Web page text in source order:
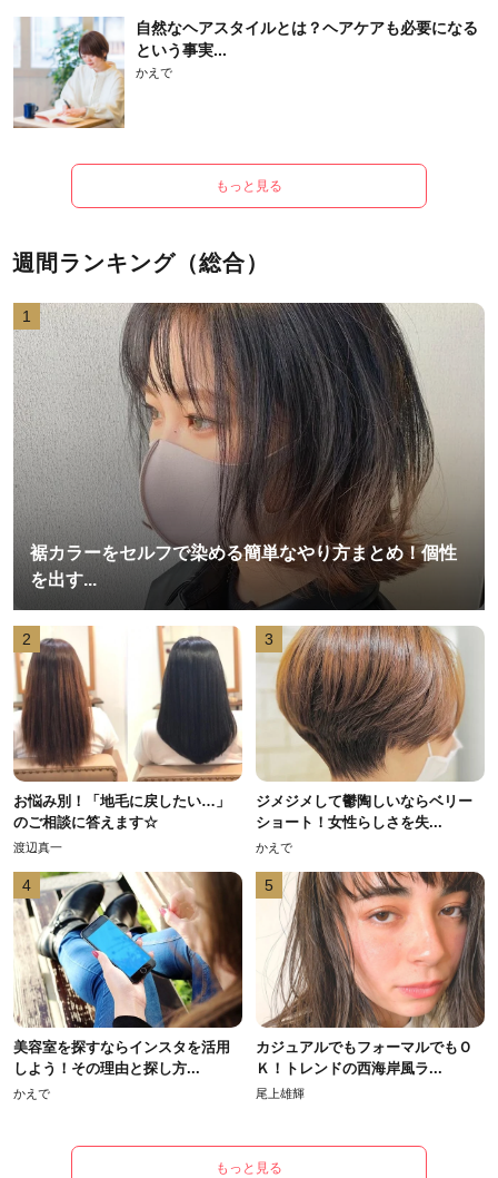
自然なヘアスタイルとは？ヘアケアも必要になる
という事実...
かえで
もっと見る
週間ランキング（総合）
1
裾カラーをセルフで染める簡単なやり方まとめ！個性
を出す...
2
お悩み別！「地毛に戻したい…」
のご相談に答えます☆
渡辺真一
3
ジメジメして鬱陶しいならベリー
ショート！女性らしさを失...
かえで
4
美容室を探すならインスタを活用
しよう！その理由と探し方...
かえで
5
カジュアルでもフォーマルでもＯ
Ｋ！トレンドの西海岸風ラ...
尾上雄輝
もっと見る